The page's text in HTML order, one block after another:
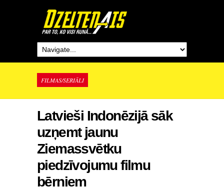
FILMAS/SERIĀLI
Latvieši Indonēzijā sāk
uzņemt jaunu
Ziemassvētku
piedzīvojumu filmu
bērniem